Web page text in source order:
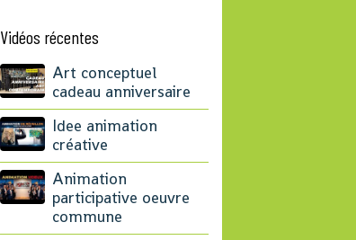
Vidéos récentes
Art conceptuel
cadeau anniversaire
Idee animation
créative
Animation
participative oeuvre
commune